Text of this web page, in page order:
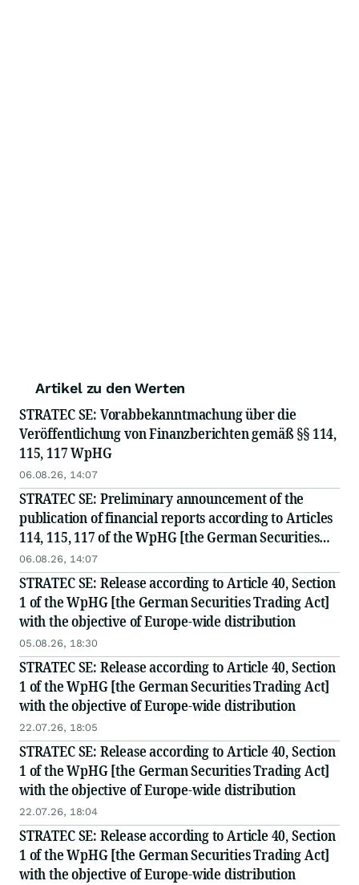
Artikel zu den Werten
STRATEC SE: Vorabbekanntmachung über die
Veröffentlichung von Finanzberichten gemäß §§ 114,
115, 117 WpHG
06.08.26, 14:07
STRATEC SE: Preliminary announcement of the
publication of financial reports according to Articles
114, 115, 117 of the WpHG [the German Securities
Act]
06.08.26, 14:07
STRATEC SE: Release according to Article 40, Section
1 of the WpHG [the German Securities Trading Act]
with the objective of Europe-wide distribution
05.08.26, 18:30
STRATEC SE: Release according to Article 40, Section
1 of the WpHG [the German Securities Trading Act]
with the objective of Europe-wide distribution
22.07.26, 18:05
STRATEC SE: Release according to Article 40, Section
1 of the WpHG [the German Securities Trading Act]
with the objective of Europe-wide distribution
22.07.26, 18:04
STRATEC SE: Release according to Article 40, Section
1 of the WpHG [the German Securities Trading Act]
with the objective of Europe-wide distribution